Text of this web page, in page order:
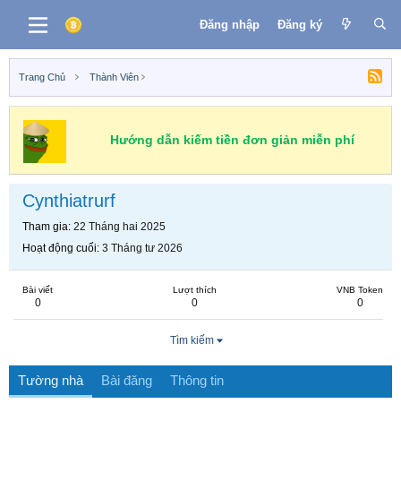
Đăng nhập Đăng ký
Trang Chủ Thành Viên
Hướng dẫn kiếm tiền đơn giản miễn phí
Cynthiatrurf
Tham gia 22 Tháng hai 2025
Hoạt động cuối 3 Tháng tư 2026
Bài viết
0
Lượt thích
0
VNB Token
0
Tìm kiếm
Tường nhà Bài đăng Thông tin